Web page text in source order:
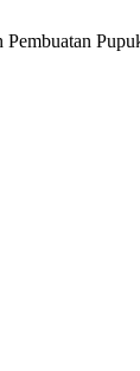
Pembuatan